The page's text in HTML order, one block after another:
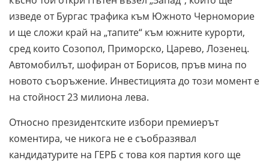
изведе от Бургас трафика към Южното Черноморие
и ще сложи край на „тапите“ към южните курорти,
сред които Созопол, Приморско, Царево, Лозенец.
Автомобилът, шофиран от Борисов, пръв мина по
новото съоръжение. Инвестицията до този момент е
на стойност 23 милиона лева.
Относно президентските избори премиерът
коментира, че никога не е съобразявал
кандидатурите на ГЕРБ с това коя партия кого ще